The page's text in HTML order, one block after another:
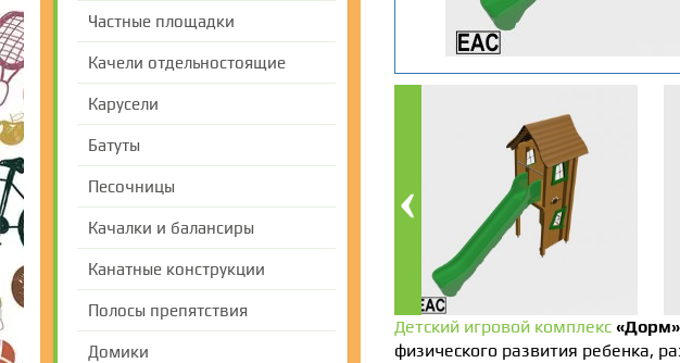
Частные площадки
Качели отдельностоящие
Карусели
Батуты
Песочницы
Качалки и балансиры
Канатные конструкции
Полосы препятствия
Домики
Детский игровой комплекс «Дорм»
физического развития ребенка,